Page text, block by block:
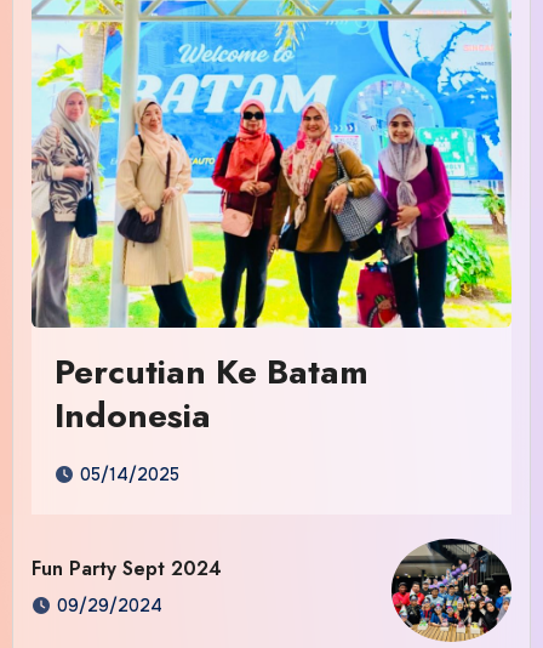
Percutian Ke Batam
Indonesia
05/14/2025
Fun Party Sept 2024
09/29/2024